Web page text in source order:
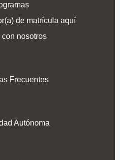
de matrícula aquí
con nosotros
Frecuentes
Autónoma